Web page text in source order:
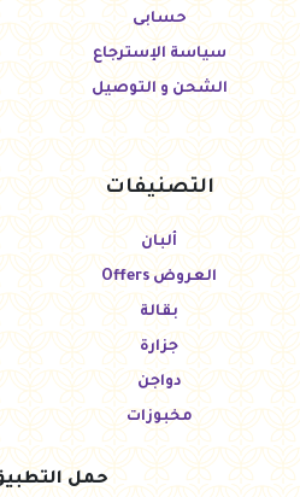
حسابى
سياسة الإسترجاع
الشحن و التوصيل
التصنيفات
ألبان
العروض Offers
بقالة
جزارة
دواجن
مخبوزات
حمل